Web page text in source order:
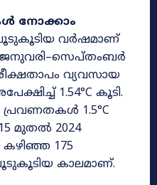
നോക്കാം
ചൂടുകൂടിയ വർഷമാണ്
ജനുവരി–സെപ്തംബർ
വ്യവസായ
1.54°C കൂടി.
1.5°C
മുതൽ 2024
175
കാലമാണ്.